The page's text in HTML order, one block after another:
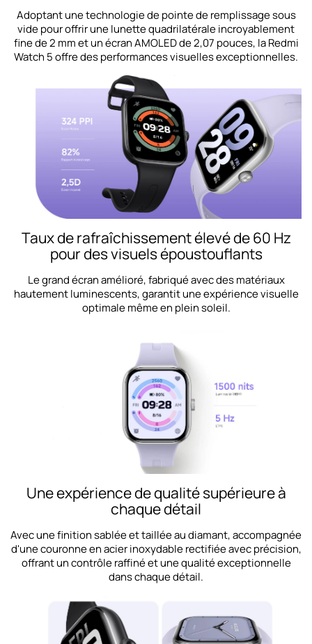
Adoptant une technologie de pointe de remplissage sous
vide pour offrir une lunette quadrilatérale incroyablement
fine de 2 mm et un écran AMOLED de 2,07 pouces, la Redmi
Watch 5 offre des performances visuelles exceptionnelles.
Taux de rafraîchissement élevé de 60 Hz
pour des visuels époustouflants
Le grand écran amélioré, fabriqué avec des matériaux
hautement luminescents, garantit une expérience visuelle
optimale même en plein soleil.
Une expérience de qualité supérieure à
chaque détail
Avec une finition sablée et taillée au diamant, accompagnée
d'une couronne en acier inoxydable rectifiée avec précision,
offrant un contrôle raffiné et une qualité exceptionnelle
dans chaque détail.